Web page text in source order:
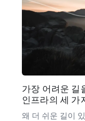
가장 어려운 길
인프라의 세 가
왜 더 쉬운 길이